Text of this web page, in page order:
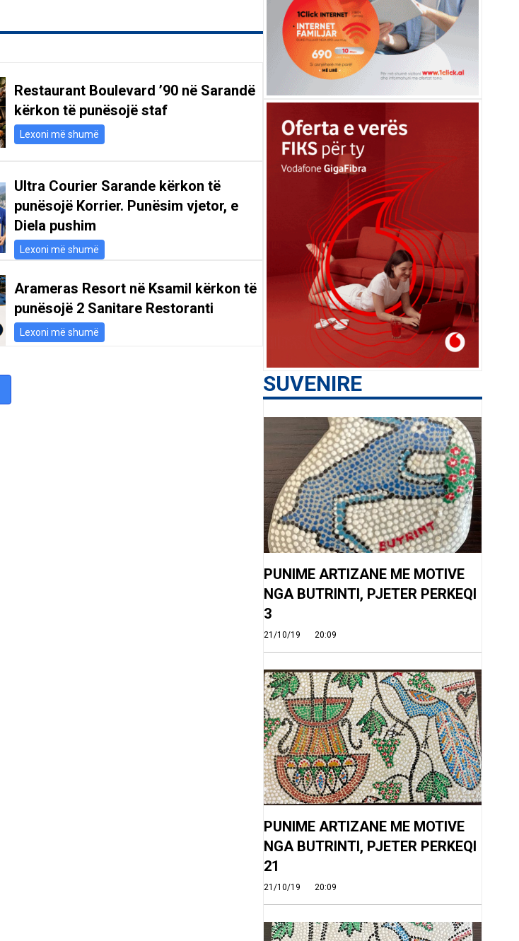
Restaurant Boulevard ’90 në Sarandë
kërkon të punësojë staf
Lexoni më shumë
Ultra Courier Sarande kërkon të
punësojë Korrier. Punësim vjetor, e
Diela pushim
Lexoni më shumë
Arameras Resort në Ksamil kërkon të
punësojë 2 Sanitare Restoranti
Lexoni më shumë
SUVENIRE
PUNIME ARTIZANE ME MOTIVE
NGA BUTRINTI, PJETER PERKEQI
3
21/10/19 20:09
PUNIME ARTIZANE ME MOTIVE
NGA BUTRINTI, PJETER PERKEQI
21
21/10/19 20:09